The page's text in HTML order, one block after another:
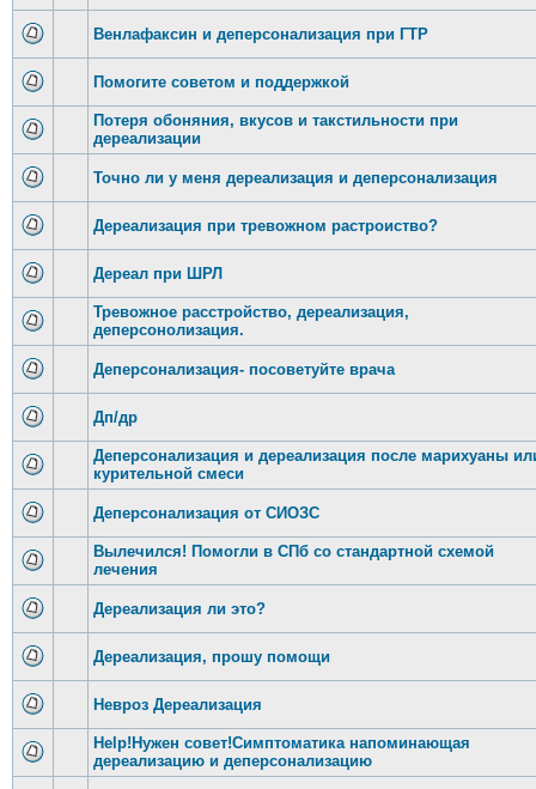
Венлафаксин и деперсонализация при ГТР
Помогите советом и поддержкой
Потеря обоняния, вкусов и такстильности при
дереализации
Точно ли у меня дереализация и деперсонализация
Дереализация при тревожном растроиство?
Дереал при ШРЛ
Тревожное расстройство, дереализация,
деперсонолизация.
Деперсонализация- посоветуйте врача
Дп/др
Деперсонализация и дереализация после марихуаны
курительной смеси
Деперсонализация от СИОЗС
Вылечился! Помогли в СПб со стандартной схемой
лечения
Дереализация ли это?
Дереализация, прошу помощи
Невроз Дереализация
Help!Нужен совет!Симптоматика напоминающая
дереализацию и деперсонализацию